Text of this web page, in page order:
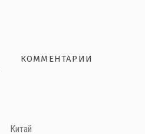
КОММЕНТАРИИ
Китай